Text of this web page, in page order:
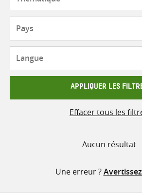
APPLIQUER LES
Effacer tous les
Aucun résultat
Une erreur ?